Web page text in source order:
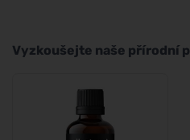
Vyzkoušejte naše přírodní